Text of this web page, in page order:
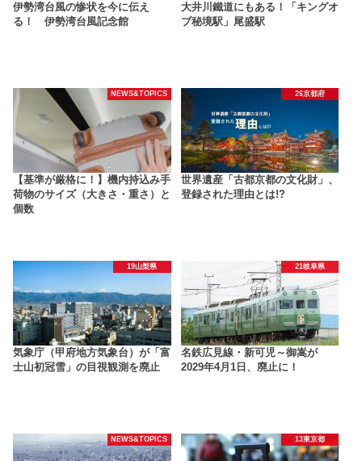
伊勢湾台風の惨状を今に伝え
る！ 伊勢湾台風記念館
大井川鐵道にもある！「キングオ
ブ秘境駅」尾盛駅
NEWS&TOPICS
【基準が厳格に！】機内持込み手
荷物のサイズ（大きさ・重さ）と
個数
26京都府
世界遺産「古都京都の文化財」、
登録された理由とは!?
19山梨県
気象庁（甲府地方気象台）が「富
士山初冠雪」の目視観測を廃止
21岐阜県
名鉄広見線・新可児～御嵩が
2029年4月1日、廃止に！
NEWS&TOPICS 13東京都